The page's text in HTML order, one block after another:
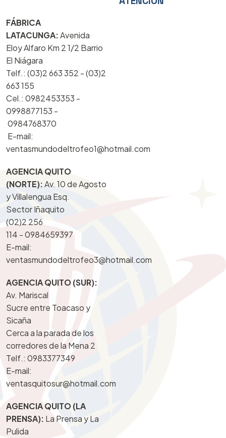
FÁBRICA
LATACUNGA:Avenida
Eloy Alfaro Km 2 1/2 Barrio
El Niágara
Telf.: (03)2 663 352 - (03)2
663 155
Cel.: 0982453353 -
0998877153 -
0984768370
E-mail:
ventasmundodeltrofeo1@hotmail.com
AGENCIA QUITO
(NORTE):Av. 10 de Agosto
y Villalengua Esq.
Sector Iñaquito
(02)2 256
114 -0984659397
E-mail:
ventasmundodeltrofeo3@hotmail.com
AGENCIA QUITO (SUR):
Av. Mariscal
Sucre entre Toacaso y
Sicaña
Cerca a la parada de los
corredores de la Mena 2
Telf.: 0983377349
E-mail:
ventasquitosur@hotmail.com
AGENCIA QUITO (LA
PRENSA): La Prensa y La
Pulida